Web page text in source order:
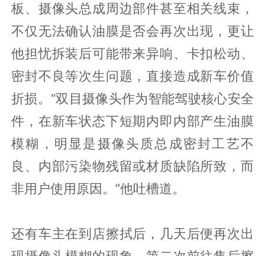
板、摄像头总成周边部件甚至相关线束，
不仅无法确认油膜是否会再次出现，更让
他担忧拆装后可能带来异响、卡扣松动、
密封不良等次生问题，直接造成新车价值
折损。“双目摄像头作为智能驾驶核心安全
件，在新车状态下短期内即内部产生油膜
模糊，明显是摄像头质总成密封工艺不
良、内部污染物残留或材质缺陷所致，而
非用户使用原因。”他吐槽道。
还有车主在到店擦拭后，几天后便再次出